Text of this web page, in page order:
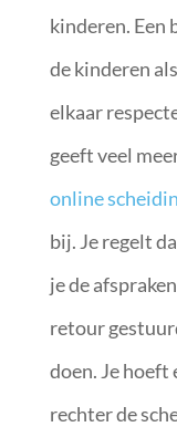
kinderen. Een
de kinderen
elkaar
geeft veel
online
bij. Je regelt
je de
retour
doen. Je hoeft
rechter de